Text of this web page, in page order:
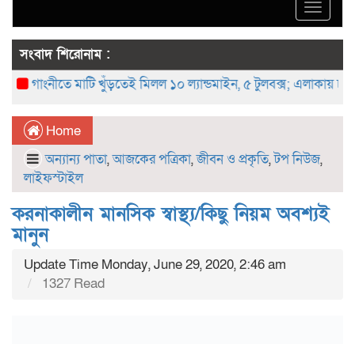
Toggle
সংবাদ শিরোনাম :
গাংনীতে মাটি খুঁড়তেই মিলল ১০ ল্যান্ডমাইন, ৫ টুলবক্স; এলাকায় চাঞ্চল্য
Home
অন্যান্য পাতা,আজকের পত্রিকা,জীবন ও প্রকৃতি,টপ নিউজ,
লাইফস্টাইল
করনাকালীন মানসিক স্বাস্থ্য/কিছু নিয়ম অবশ্যই
মানুন
Update Time Monday, June 29, 2020, 2:46 am
1327 Read